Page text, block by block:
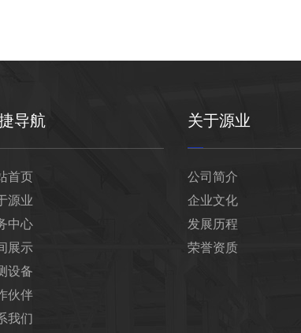
导航
首页
源业
中心
展示
设备
伙伴
我们
关于源业
公司简介
企业文化
发展历程
荣誉资质